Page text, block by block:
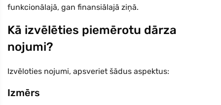
funkcionālajā, gan finansiālajā ziņā.
Kā izvēlēties piemērotu dārza
nojumi?
Izvēloties nojumi, apsveriet šādus aspektus:
Izmērs